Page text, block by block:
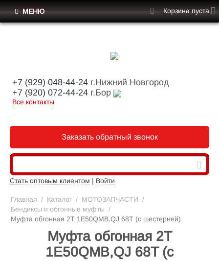
+7 (929) 048-44-24 г.Нижний Новгород
+7 (920) 072-44-24 г.Бор
Все контакты
Заказать обратный звонок
Стать оптовым клиентом | Войти
МЕНЮ Корзина пуста
Главная / Каталог / МОТОЗАПЧАСТИ /
Бендиксы и обгонные муфты /
Муфта обгонная 2Т 1E50QMB,QJ 68T (с шестерней)
Муфта обгонная 2Т
1E50QMB,QJ 68T (с